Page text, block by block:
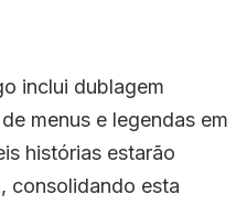
inclui dublagem
menus e legendas em
histórias estarão
consolidando esta